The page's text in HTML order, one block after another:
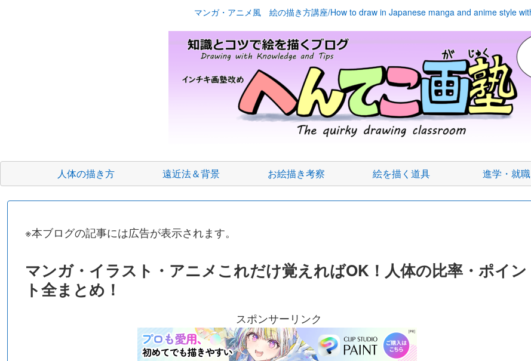
マンガ・アニメ風 絵の描き方講座/How to draw in Japanese manga and anime style
人体の描き方 遠近法＆背景 お絵描き考察 絵を描く道具 進学・就職
※本ブログの記事には広告が表示されます。
マンガ・イラスト・アニメこれだけ覚えればOK！人体の比率・ポイン
ト全まとめ！
スポンサーリンク